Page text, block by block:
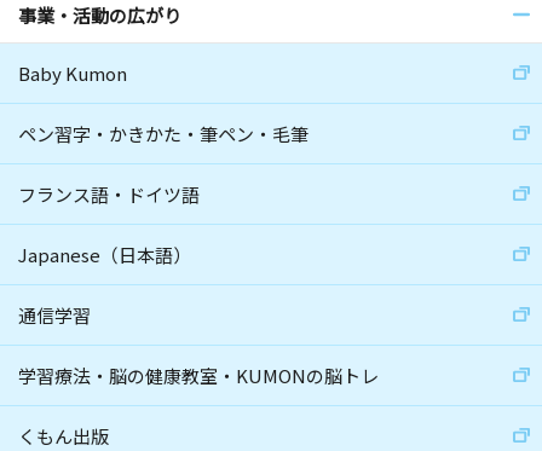
事業・活動の広がり
Baby Kumon
ペン習字・かきかた・筆ペン・毛筆
フランス語・ドイツ語
Japanese（日本語）
通信学習
学習療法・脳の健康教室・KUMONの脳トレ
くもん出版